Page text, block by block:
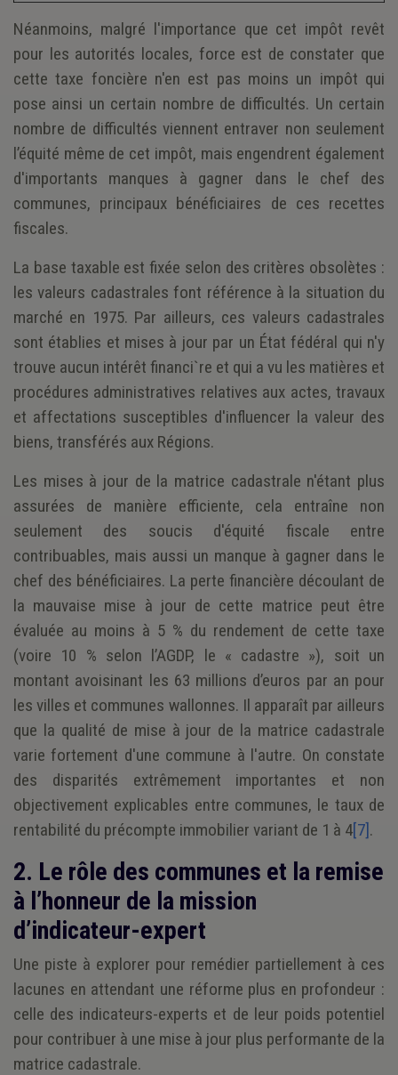
Néanmoins, malgré l'importance que cet impôt revêt
pour les autorités locales, force est de constater que
cette taxe foncière n'en est pas moins un impôt qui
pose ainsi un certain nombre de difficultés. Un certain
nombre de difficultés viennent entraver non seulement
l’équité même de cet impôt, mais engendrent également
d'importants manques à gagner dans le chef des
communes, principaux bénéficiaires de ces recettes
fiscales.
La base taxable est fixée selon des critères obsolètes :
les valeurs cadastrales font référence à la situation du
marché en 1975. Par ailleurs, ces valeurs cadastrales
sont établies et mises à jour par un État fédéral qui n'y
trouve aucun intérêt financi`re et qui a vu les matières et
procédures administratives relatives aux actes, travaux
et affectations susceptibles d'influencer la valeur des
biens, transférés aux Régions.
Les mises à jour de la matrice cadastrale n'étant plus
assurées de manière efficiente, cela entraîne non
seulement des soucis d'équité fiscale entre
contribuables, mais aussi un manque à gagner dans le
chef des bénéficiaires. La perte financière découlant de
la mauvaise mise à jour de cette matrice peut être
évaluée au moins à 5 % du rendement de cette taxe
(voire 10 % selon l’AGDP, le « cadastre »), soit un
montant avoisinant les 63 millions d’euros par an pour
les villes et communes wallonnes. Il apparaît par ailleurs
que la qualité de mise à jour de la matrice cadastrale
varie fortement d'une commune à l'autre. On constate
des disparités extrêmement importantes et non
objectivement explicables entre communes, le taux de
rentabilité du précompte immobilier variant de 1 à 4[7].
2. Le rôle des communes et la remise
à l’honneur de la mission
d’indicateur-expert
Une piste à explorer pour remédier partiellement à ces
lacunes en attendant une réforme plus en profondeur :
celle des indicateurs-experts et de leur poids potentiel
pour contribuer à une mise à jour plus performante de la
matrice cadastrale.